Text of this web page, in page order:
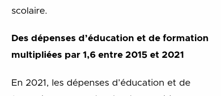
scolaire.
Des dépenses d’éducation et de formation
multipliées par 1,6 entre 2015 et 2021
En 2021, les dépenses d’éducation et de